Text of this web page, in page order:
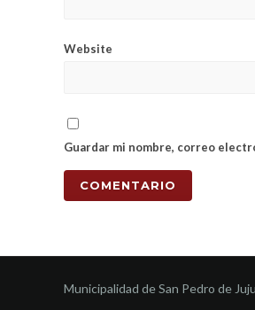
Website
Guardar mi nombre, correo
Municipalidad de San Pedro de